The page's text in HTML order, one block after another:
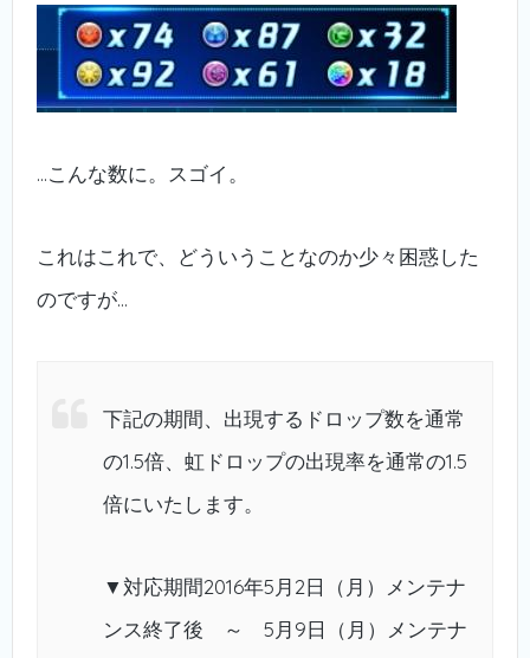
…こんな数に。スゴイ。
これはこれで、どういうことなのか少々困惑した
のですが…
下記の期間、出現するドロップ数を通常
の1.5倍、虹ドロップの出現率を通常の1.5
倍にいたします。
▼対応期間2016年5月2日（月）メンテナ
ンス終了後 ～ 5月9日（月）メンテナ